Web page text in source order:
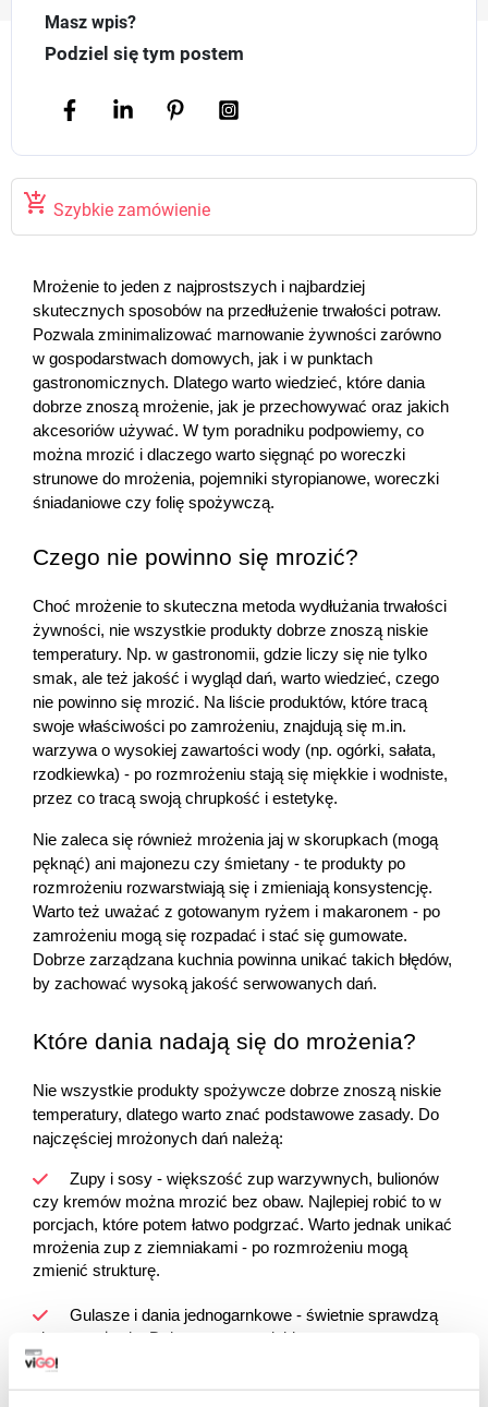
Mrożenie to jeden z najprostszych i najbardziej
skutecznych sposobów na przedłużenie trwałości potraw.
Pozwala zminimalizować marnowanie żywności zarówno
w gospodarstwach domowych, jak i w punktach
gastronomicznych. Dlatego warto wiedzieć, które dania
dobrze znoszą mrożenie, jak je przechowywać oraz jakich
akcesoriów używać. W tym poradniku podpowiemy, co
można mrozić i dlaczego warto sięgnąć po woreczki
strunowe do mrożenia, pojemniki styropianowe, woreczki
śniadaniowe czy folię spożywczą.
Czego nie powinno się mrozić?
Choć mrożenie to skuteczna metoda wydłużania trwałości
żywności, nie wszystkie produkty dobrze znoszą niskie
temperatury. Np. w gastronomii, gdzie liczy się nie tylko
smak, ale też jakość i wygląd dań, warto wiedzieć, czego
nie powinno się mrozić. Na liście produktów, które tracą
swoje właściwości po zamrożeniu, znajdują się m.in.
warzywa o wysokiej zawartości wody (np. ogórki, sałata,
rzodkiewka) - po rozmrożeniu stają się miękkie i wodniste,
przez co tracą swoją chrupkość i estetykę.
Nie zaleca się również mrożenia jaj w skorupkach (mogą
pęknąć) ani majonezu czy śmietany - te produkty po
rozmrożeniu rozwarstwiają się i zmieniają konsystencję.
Warto też uważać z gotowanym ryżem i makaronem - po
zamrożeniu mogą się rozpadać i stać się gumowate.
Dobrze zarządzana kuchnia powinna unikać takich błędów,
by zachować wysoką jakość serwowanych dań.
Które dania nadają się do mrożenia?
Nie wszystkie produkty spożywcze dobrze znoszą niskie
temperatury, dlatego warto znać podstawowe zasady. Do
najczęściej mrożonych dań należą:
Zupy i sosy - większość zup warzywnych, bulionów
czy kremów można mrozić bez obaw. Najlepiej robić to w
porcjach, które potem łatwo podgrzać. Warto jednak unikać
mrożenia zup z ziemniakami - po rozmrożeniu mogą
zmienić strukturę.
Gulasze i dania jednogarnkowe - świetnie sprawdzą
się w mrożeniu. Dobrze znoszą niskie temperatury, a po
rozmrożeniu zachowują smak i konsystencję.
Masz wpis?
Podziel się tym postem
 Szybkie zamówienie